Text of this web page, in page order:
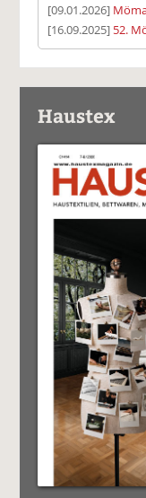
[09.01.2026]
[16.09.2025] 52.
Haustex